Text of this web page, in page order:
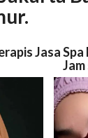
.
Jasa